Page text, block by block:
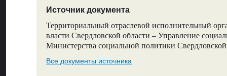
Источник документа
Территориальный отраслевой исполнительный
власти Свердловской области – Управление
Министерства социальной политики
Все документы источника